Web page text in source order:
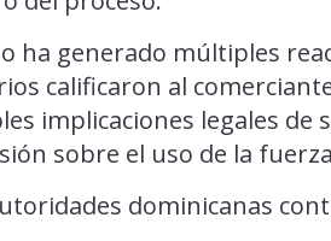
ha generado múltiples
calificaron al
implicaciones legales
sobre el uso de la
dominicanas